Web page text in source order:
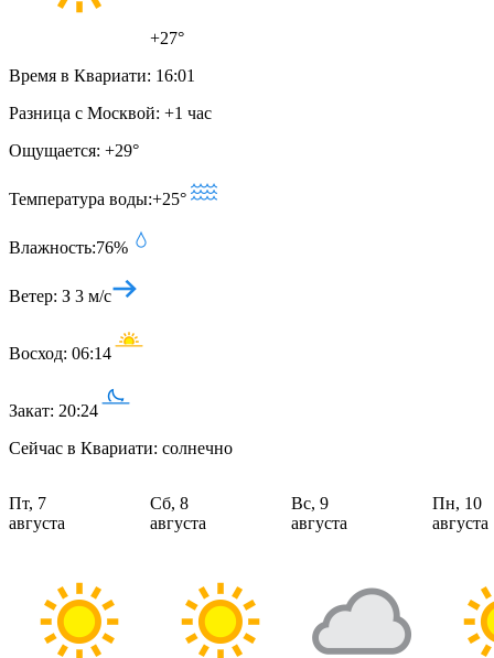
+27°
Время в Квариати: 16:01
Разница с Москвой: +1 час
Ощущается: +29°
Температура воды:+25°
Влажность:76%
Ветер: З 3 м/с
Восход: 06:14
Закат: 20:24
Сейчас в Квариати: солнечно
Пт, 7
августа
Сб, 8
августа
Вс, 9
августа
Пн, 10
августа